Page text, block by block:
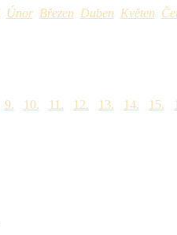
Únor Březen Duben Květen
9. 10. 11. 12. 13. 14. 15.